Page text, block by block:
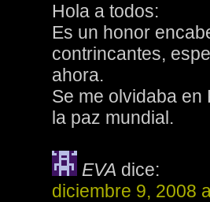
Hola a todos:
Es un honor
contrincantes,
ahora.
Se me olvidaba
la paz mundial.
EVA dice:
diciembre 9, 2008